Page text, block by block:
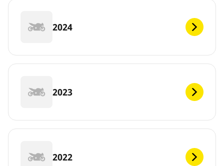
2024
2023
2022